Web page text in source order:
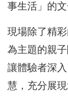
事生活」的文
現場除了精
為主題的親
讓體驗者深
慧，充分展